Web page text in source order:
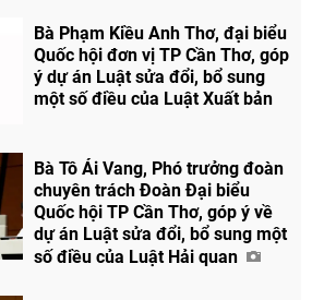
Bà Phạm Kiều Anh Thơ, đại biểu
Quốc hội đơn vị TP Cần Thơ, góp
ý dự án Luật sửa đổi, bổ sung
một số điều của Luật Xuất bản
Bà Tô Ái Vang, Phó trưởng đoàn
chuyên trách Đoàn Đại biểu
Quốc hội TP Cần Thơ, góp ý về
dự án Luật sửa đổi, bổ sung một
số điều của Luật Hải quan